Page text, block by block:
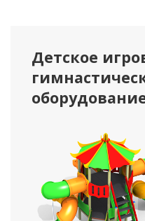
Детское